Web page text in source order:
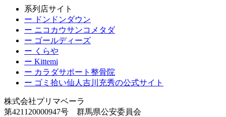
系列店サイト
ー ドンドンダウン
ー ニコカウサンコメタダ
ー ゴールディーズ
ー くらや
ー Kittemi
ー カラダサポート整骨院
ー ゴミ拾い仙人吉川充秀の公式サイト
株式会社プリマベーラ
第421120000947号 群馬県公安委員会